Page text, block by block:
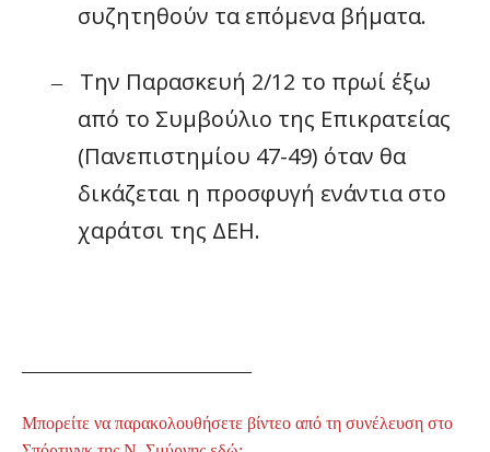
συζητηθούν τα επόμενα βήματα.
–
Την Παρασκευή 2/12 το πρωί έξω
από το Συμβούλιο της Επικρατείας
(Πανεπιστημίου 47-49) όταν θα
δικάζεται η προσφυγή ενάντια στο
χαράτσι της ΔΕΗ.
Μπορείτε να παρακολουθήσετε βίντεο από τη συνέλευση στο